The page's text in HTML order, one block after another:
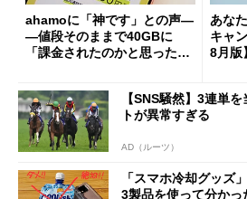
ahamoに「神です」との声―
―値段そのままで40GBに
「課金されたのかと思った」
あな
キャ
8月版
【SNS騒然】3連単
トが異常すぎる
AD（ルーツ）
「スマホ冷却グッ
3製品を使って分かっ